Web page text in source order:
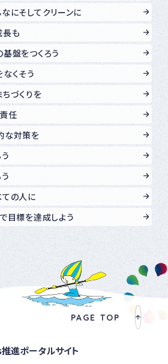
にそしてクリーンに
も
盤をつくろう
くそう
づくりを
任
な対策を
の人に
目標を達成しよう
PAGE TOP
進ポータルサイト